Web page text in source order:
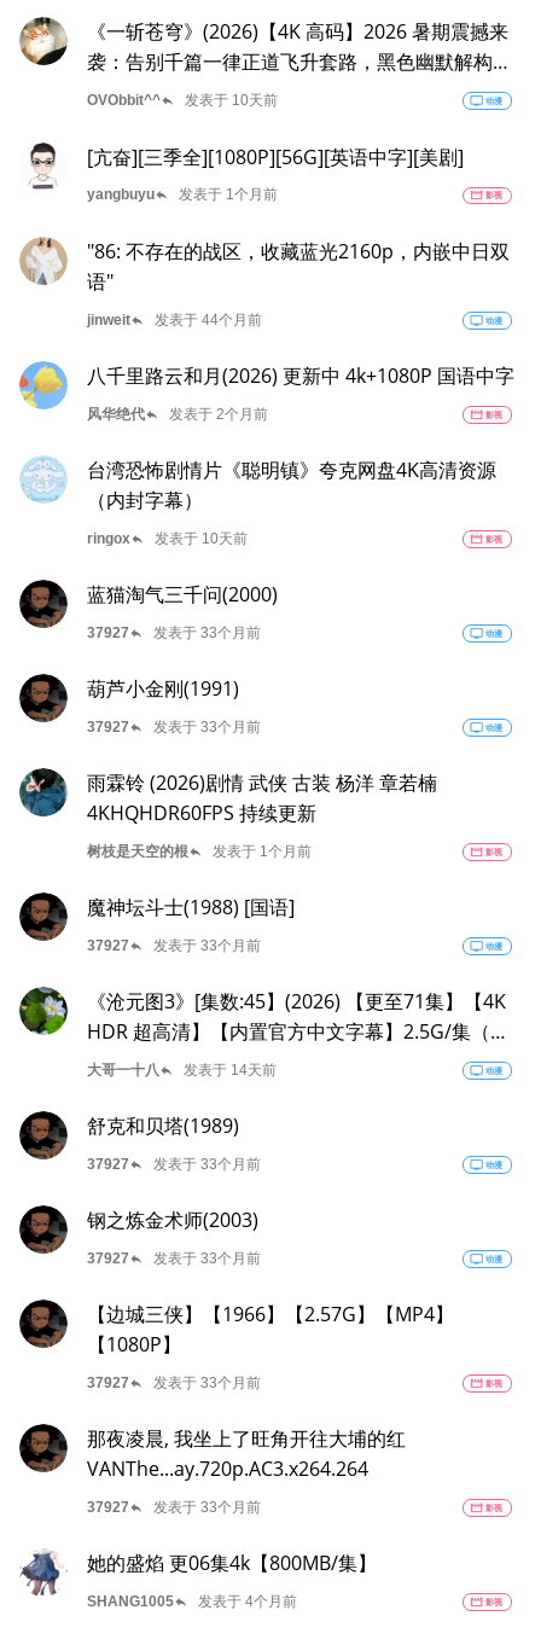
《一斩苍穹》(2026)【4K 高码】2026 暑期震撼来
袭：告别千篇一律正道飞升套路，黑色幽默解构腐
朽仙庭，以嬉笑狂刀倾覆整片苍穹
OVObbit^^reply 发表于 10天前 tv 动漫
[亢奋][三季全][1080P][56G][英语中字][美剧]
yangbuyureply 发表于 1个月前 movie 影视
"86: 不存在的战区，收藏蓝光2160p，内嵌中日双
语"
jinweitreply 发表于 44个月前 tv 动漫
八千里路云和月(2026) 更新中 4k+1080P 国语中字
风华绝代reply 发表于 2个月前 movie 影视
台湾恐怖剧情片《聪明镇》夸克网盘4K高清资源
（内封字幕）
ringoxreply 发表于 10天前 movie 影视
蓝猫淘气三千问(2000)
37927reply 发表于 33个月前 tv 动漫
葫芦小金刚(1991)
37927reply 发表于 33个月前 tv 动漫
雨霖铃 (2026)剧情 武侠 古装 杨洋 章若楠
4KHQHDR60FPS 持续更新
树枝是天空的根reply 发表于 1个月前 movie 影视
魔神坛斗士(1988) [国语]
37927reply 发表于 33个月前 tv 动漫
《沧元图3》[集数:45】(2026) 【更至71集】【4K
HDR 超高清】【内置官方中文字幕】2.5G/集（沧
元图第三季/沧元图前传：东宁府的夏天）附1-2季
大哥一十八 reply 发表于 14天前 tv 动漫
舒克和贝塔(1989)
37927reply 发表于 33个月前 tv 动漫
钢之炼金术师(2003)
37927reply 发表于 33个月前 tv 动漫
【边城三侠】【1966】【2.57G】【MP4】
【1080P】
37927reply 发表于 33个月前 movie 影视
那夜凌晨, 我坐上了旺角开往大埔的红
VANThe...ay.720p.AC3.x264.264
37927reply 发表于 33个月前 movie 影视
她的盛焰 更06集4k【800MB/集】
SHANG1005reply 发表于 4个月前 movie 影视